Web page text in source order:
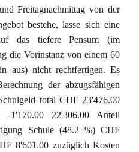
Freitagnachmittag von der
bestehe, lasse sich eine
das tiefere Pensum (im
die Vorinstanz von einem 60
aus) nicht rechtfertigen. Es
der abzugsfähigen
total CHF 23'476.00
-1'170.00 22'306.00 Anteil
Schule (48.2 %) CHF
8'601.00 zuzüglich Kosten